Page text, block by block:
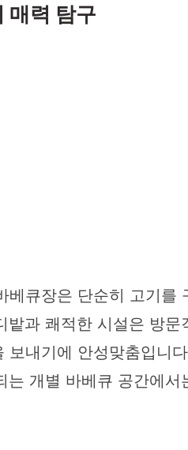
매력 탐구
베큐장은 단순히 고기
과 쾌적한 시설은 방
내기에 안성맞춤입니
는 개별 바베큐 공간에